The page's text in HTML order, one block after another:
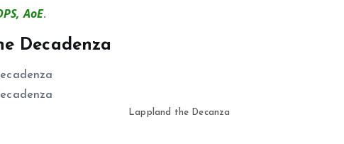
AoE.
Decadenza
Lappland the Decanza